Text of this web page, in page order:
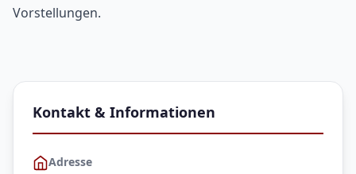
Vorstellungen.
Kontakt & Informationen
Adresse